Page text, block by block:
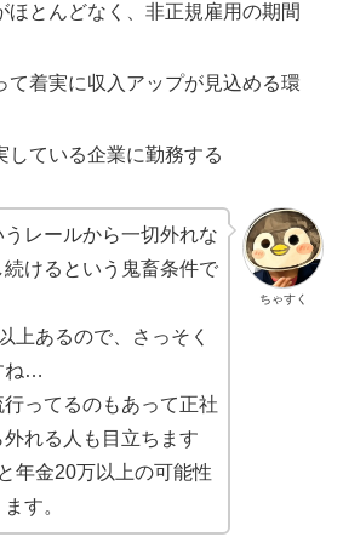
ほとんどなく、非正規雇用の期間
て着実に収入アップが見込める環
している企業に勤務する
ちゃすく
レールから一切外れな
けるという鬼畜条件で
上あるので、さっそく
ね…
ってるのもあって正社
れる人も目立ちます
年金20万以上の可能性
す。